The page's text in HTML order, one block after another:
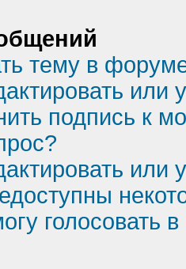
тему в
или
подпись к
или
голосовать